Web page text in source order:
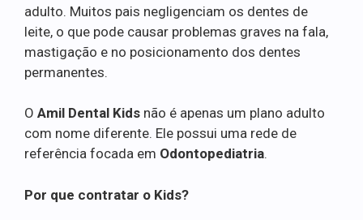
adulto. Muitos pais negligenciam os dentes de
leite, o que pode causar problemas graves na fala,
mastigação e no posicionamento dos dentes
permanentes.
O Amil Dental Kids não é apenas um plano adulto
com nome diferente. Ele possui uma rede de
referência focada em Odontopediatria.
Por que contratar o Kids?